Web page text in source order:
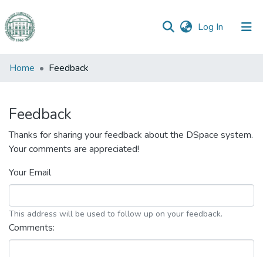
Log In (current)
Communities
All of DSpace
Home Feedback
Feedback
Thanks for sharing your feedback about the DSpace system.
Your comments are appreciated!
Your Email
This address will be used to follow up on your feedback.
Comments: